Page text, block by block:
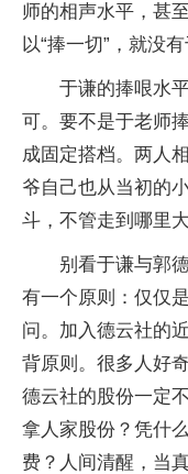
师的相声水平，甚
以“捧一切”，就没
于谦的捧哏水
可。要不是于老师
成固定搭档。两人
爷自己也从当初的
斗，不管走到哪里
别看于谦与郭
有一个原则：仅仅
问。加入德云社的
背原则。很多人好
德云社的股份一定
拿人家股份？凭什
费？人间清醒，当